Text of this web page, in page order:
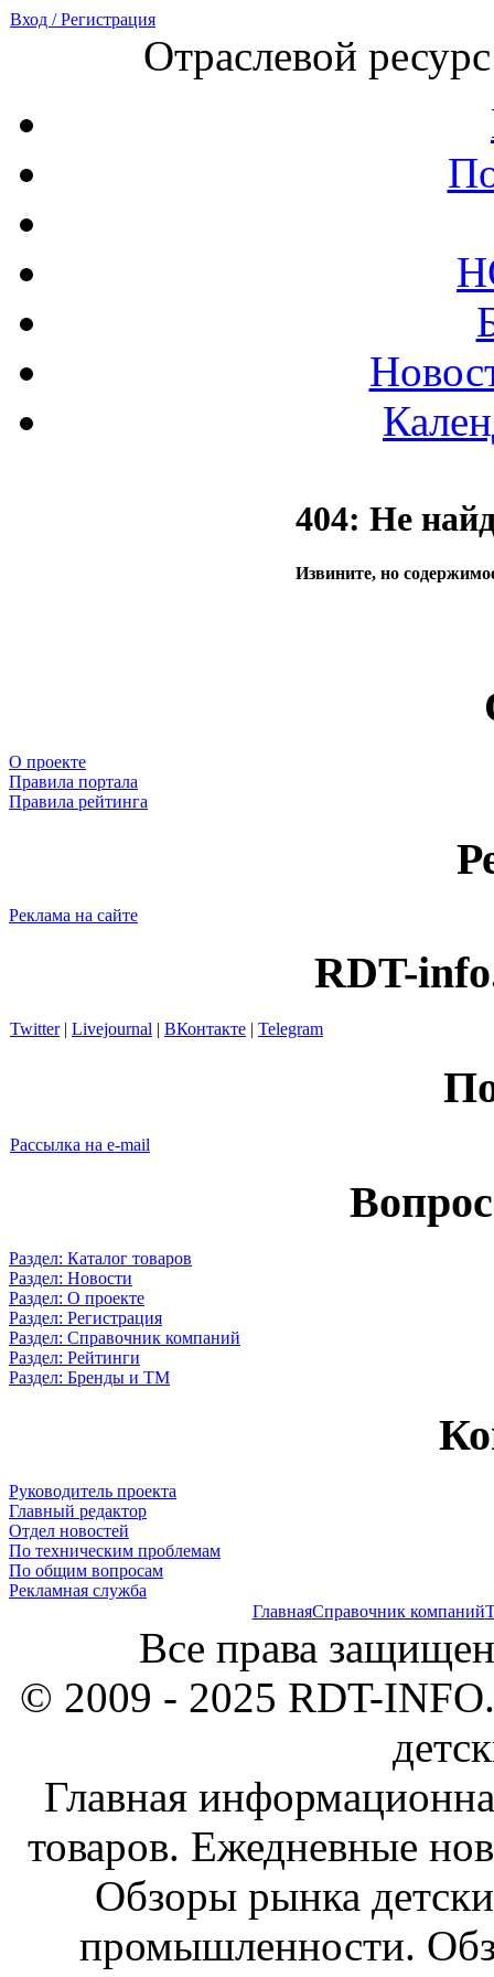
Вход / Регистрация
Отраслевой
404: Не
Извините, но
О проекте
Правила портала
Правила рейтинга
Реклама на сайте
RDT-
Twitter| Livejournal | ВКонтакте | Telegram
Рассылка на e-mail
Раздел: Каталог товаров
Раздел: Новости
Раздел: О проекте
Раздел: Регистрация
Раздел: Справочник компаний
Раздел: Рейтинги
Раздел: Бренды и ТМ
Руководитель проекта
Главный редактор
Отдел новостей
По техническим проблемам
По общим вопросам
Рекламная служба
ГлавнаяСправочник компаний
Все права
© 2009 - 2025 RDT-
Главная
товаров. Ежедневные
Обзоры рынка
промышленности.